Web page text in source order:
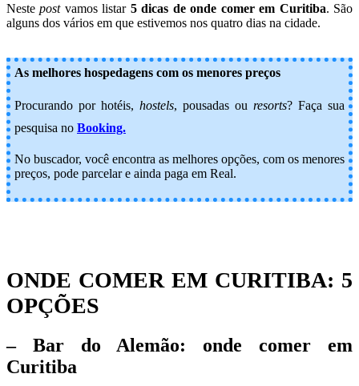
Nestepostvamos listar 5 dicas de onde comer em Curitiba. São
alguns dos vários em que estivemos nos quatro dias na cidade.
As melhores hospedagens com os menores preços
Procurando por hotéis, hostels, pousadas ou resorts? Faça sua
pesquisa no Booking.
No buscador, você encontra as melhores opções, com os menores
preços, pode parcelar e ainda paga em Real.
ONDE COMER EM CURITIBA: 5
OPÇÕES
– Bar do Alemão: onde comer em
Curitiba